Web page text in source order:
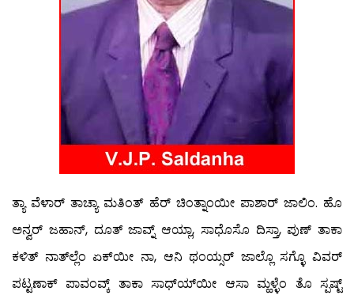
ತ್ಯಾ ವೆಳಾರ್ ತಾಚ್ಯಾ ಮತಿಂತ್ ಹೆರ್ ಚಿಂತ್ನಾಂಯೀ ಪಾಶಾರ್ ಜಾಲಿಂ. ಹೊ
ಅನ್ವರ್ ಜಹಾನ್, ದೂತ್ ಜಾವ್ನ್ ಆಯ್ಲಾ, ಸಾಧೊಸೊ ದಿಸ್ತಾ, ಪುಣ್ ತಾಕಾ
ಕಳಿತ್ ನಾತ್‍ಲ್ಲೆಂ ಏಕ್‍ಯೀ ನಾ, ಆನಿ ಥಂಯ್ಸರ್ ಜಾಲ್ಲೊ ಸಗ್ಳೊ ವಿವರ್
ಪಟ್ಟಣಾಕ್ ಪಾವಂವ್ಕ್ ತಾಕಾ ಸಾಧ್ಯ್‍ಯೀ ಆಸಾ ಮ್ಹಳ್ಳೆಂ ತೊ ಸ್ಪಷ್ಟ್